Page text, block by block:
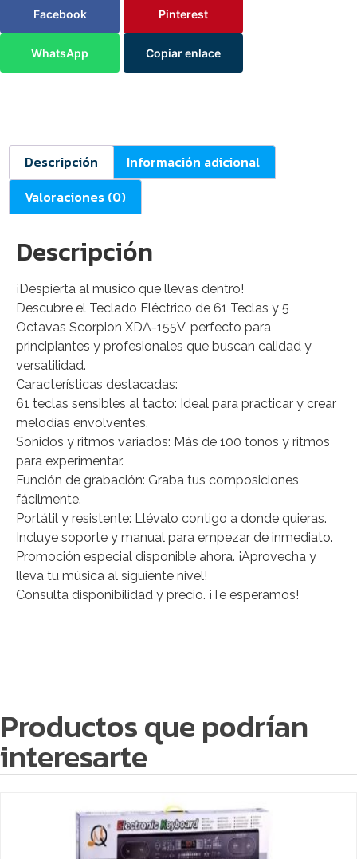
Facebook Pinterest
WhatsApp Copiar enlace
Descripción
Información adicional
Valoraciones (0)
Descripción
¡Despierta al músico que llevas dentro!
Descubre el Teclado Eléctrico de 61 Teclas y 5
Octavas Scorpion XDA-155V, perfecto para
principiantes y profesionales que buscan calidad y
versatilidad.
Características destacadas:
61 teclas sensibles al tacto: Ideal para practicar y crear
melodías envolventes.
Sonidos y ritmos variados: Más de 100 tonos y ritmos
para experimentar.
Función de grabación: Graba tus composiciones
fácilmente.
Portátil y resistente: Llévalo contigo a donde quieras.
Incluye soporte y manual para empezar de inmediato.
Promoción especial disponible ahora. ¡Aprovecha y
lleva tu música al siguiente nivel!
Consulta disponibilidad y precio. ¡Te esperamos!
Productos que podrían
interesarte